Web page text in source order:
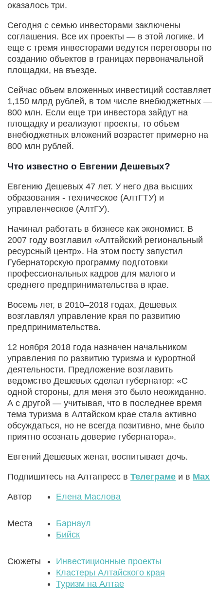
оказалось три.
Сегодня с семью инвесторами заключены
соглашения. Все их проекты — в этой логике. И
еще с тремя инвесторами ведутся переговоры по
созданию объектов в границах первоначальной
площадки, на въезде.
Сейчас объем вложенных инвестиций составляет
1,150 млрд рублей, в том числе внебюджетных —
800 млн. Если еще три инвестора зайдут на
площадку и реализуют проекты, то объем
внебюджетных вложений возрастет примерно на
800 млн рублей.
Что известно о Евгении Дешевых?
Евгению Дешевых 47 лет. У него два высших
образования - техническое (АлтГТУ) и
управленческое (АлтГУ).
Начинал работать в бизнесе как экономист. В
2007 году возглавил «Алтайский региональный
ресурсный центр». На этом посту запустил
Губернаторскую программу подготовки
профессиональных кадров для малого и
среднего предпринимательства в крае.
Восемь лет, в 2010–2018 годах, Дешевых
возглавлял управление края по развитию
предпринимательства.
12 ноября 2018 года назначен начальником
управления по развитию туризма и курортной
деятельности. Предложение возглавить
ведомство Дешевых сделал губернатор: «С
одной стороны, для меня это было неожиданно.
А с другой — учитывая, что в последнее время
тема туризма в Алтайском крае стала активно
обсуждаться, но не всегда позитивно, мне было
приятно осознать доверие губернатора».
Евгений Дешевых женат, воспитывает дочь.
Подпишитесь на Алтапресс в Телеграме и в Max
Автор Елена Маслова
Места
Барнаул
Бийск
Сюжеты
Инвестиционные проекты
Кластеры Алтайского края
Туризм на Алтае